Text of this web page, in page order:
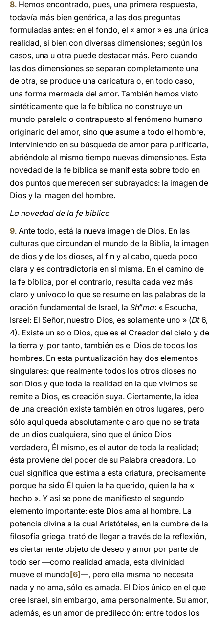
8. Hemos encontrado, pues, una primera respuesta,
todavía más bien genérica, a las dos preguntas
formuladas antes: en el fondo, el « amor » es una única
realidad, si bien con diversas dimensiones; según los
casos, una u otra puede destacar más. Pero cuando
las dos dimensiones se separan completamente una
de otra, se produce una caricatura o, en todo caso,
una forma mermada del amor. También hemos visto
sintéticamente que la fe bíblica no construye un
mundo paralelo o contrapuesto al fenómeno humano
originario del amor, sino que asume a todo el hombre,
interviniendo en su búsqueda de amor para purificarla,
abriéndole al mismo tiempo nuevas dimensiones. Esta
novedad de la fe bíblica se manifiesta sobre todo en
dos puntos que merecen ser subrayados: la imagen de
Dios y la imagen del hombre.
La novedad de la fe bíblica
9. Ante todo, está la nueva imagen de Dios. En las
culturas que circundan el mundo de la Biblia, la imagen
de dios y de los dioses, al fin y al cabo, queda poco
clara y es contradictoria en sí misma. En el camino de
la fe bíblica, por el contrario, resulta cada vez más
claro y unívoco lo que se resume en las palabras de la
oración fundamental de Israel, la Shema: « Escucha,
Israel: El Señor, nuestro Dios, es solamente uno » (Dt 6,
4). Existe un solo Dios, que es el Creador del cielo y de
la tierra y, por tanto, también es el Dios de todos los
hombres. En esta puntualización hay dos elementos
singulares: que realmente todos los otros dioses no
son Dios y que toda la realidad en la que vivimos se
remite a Dios, es creación suya. Ciertamente, la idea
de una creación existe también en otros lugares, pero
sólo aquí queda absolutamente claro que no se trata
de un dios cualquiera, sino que el único Dios
verdadero, Él mismo, es el autor de toda la realidad;
ésta proviene del poder de su Palabra creadora. Lo
cual significa que estima a esta criatura, precisamente
porque ha sido Él quien la ha querido, quien la ha «
hecho ». Y así se pone de manifiesto el segundo
elemento importante: este Dios ama al hombre. La
potencia divina a la cual Aristóteles, en la cumbre de la
filosofía griega, trató de llegar a través de la reflexión,
es ciertamente objeto de deseo y amor por parte de
todo ser —como realidad amada, esta divinidad
mueve el mundo [6]—, pero ella misma no necesita
nada y no ama, sólo es amada. El Dios único en el que
cree Israel, sin embargo, ama personalmente. Su amor,
además, es un amor de predilección: entre todos los